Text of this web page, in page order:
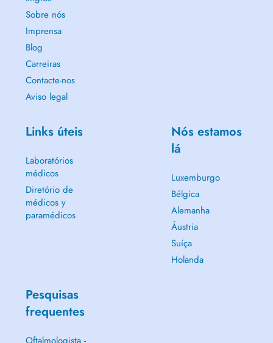
Sobre nós
Imprensa
Blog
Carreiras
Contacte-nos
Aviso legal
Links úteis
Laboratórios
médicos
Diretório de
médicos y
paramédicos
Nós estamos
lá
Luxemburgo
Bélgica
Alemanha
Áustria
Suíça
Holanda
Pesquisas
frequentes